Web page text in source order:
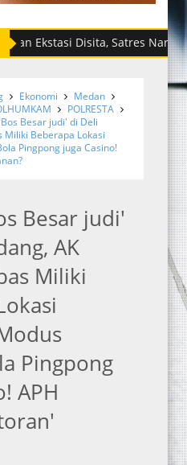
Disita, Satres Narkoba Polres
Ekonomi
Medan
POLRESTA
Besar judi' di Deli
Miliki Beberapa Lokasi
Pingpong juga Casino!
Besar judi'
AK
Miliki
Pingpong
APH